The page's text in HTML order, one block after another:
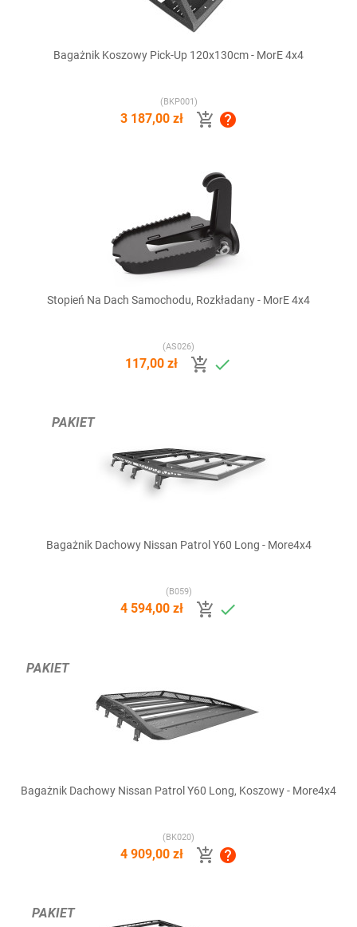
Bagażnik Koszowy Pick-Up 120x130cm - MorE 4x4
(BKP001)
3 187,00 zł  
Stopień Na Dach Samochodu, Rozkładany - MorE 4x4
(AS026)
117,00 zł  
Bagażnik Dachowy Nissan Patrol Y60 Long - More4x4
(B059)
4 594,00 zł  
PAKIET
Bagażnik Dachowy Nissan Patrol Y60 Long, Koszowy - More4x4
(BK020)
4 909,00 zł  
PAKIET
PAKIET